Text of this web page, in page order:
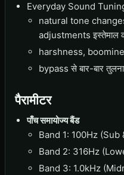
Everyday Sound
natural tone
adjustments इस्तेमाल
harshness,
bypass से बार-बार
पैरामीटर
पाँच समायोज्य बैंड
Band 1: 100Hz
Band 2: 316Hz
Band 3: 1.0kHz